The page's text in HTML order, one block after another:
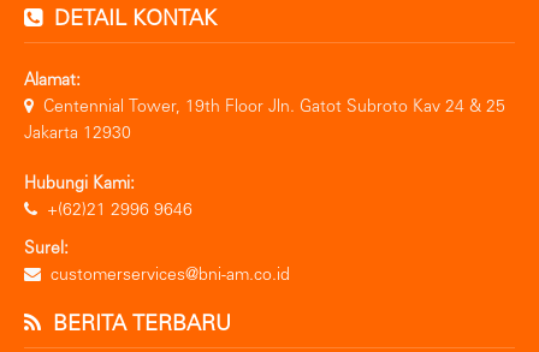
DETAIL KONTAK
Alamat:
Centennial Tower, 19th Floor Jln. Gatot Subroto Kav 24 & 25
Jakarta 12930
Hubungi Kami:
+(62)21 2996 9646
Surel:
customerservices@bni-am.co.id
BERITA TERBARU